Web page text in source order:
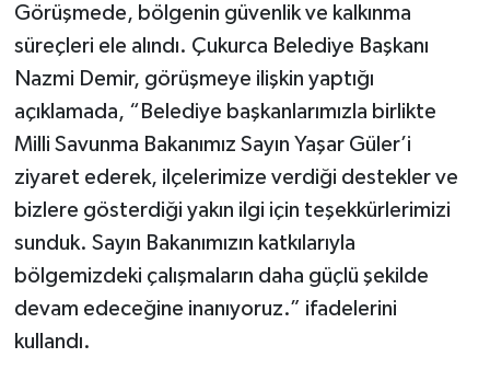
Görüşmede, bölgenin güvenlik ve kalkınma
süreçleri ele alındı. Çukurca Belediye Başkanı
Nazmi Demir, görüşmeye ilişkin yaptığı
açıklamada, “Belediye başkanlarımızla birlikte
Milli Savunma Bakanımız Sayın Yaşar Güler’i
ziyaret ederek, ilçelerimize verdiği destekler ve
bizlere gösterdiği yakın ilgi için teşekkürlerimizi
sunduk. Sayın Bakanımızın katkılarıyla
bölgemizdeki çalışmaların daha güçlü şekilde
devam edeceğine inanıyoruz.” ifadelerini
kullandı.